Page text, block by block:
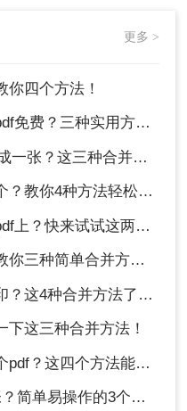
更多 >
你四个方法！
？三种实用方法分享！
三种合并方法学习一下!
4种方法轻松完成合并！
来试试这两种方法吧！
三种简单合并方法！
种合并方法了解一下！
下这三种合并方法！
四个方法能帮助大家！
单易操作的3个方法！